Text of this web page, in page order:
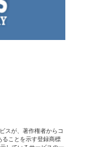
スが、著作権者からコ
ることを示す登録商標